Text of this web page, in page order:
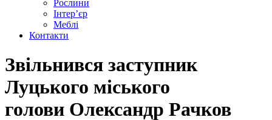
Рослини
Інтер’єр
Меблі
Контакти
Звільнився заступник
Луцького міського
голови Олександр Рачков